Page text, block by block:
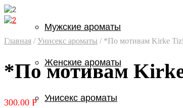
Мужские ароматы
Женские ароматы
Унисекс ароматы
Главная / Унисекс ароматы /*По мотивам Kirke
*По мотивам
300.00 Р